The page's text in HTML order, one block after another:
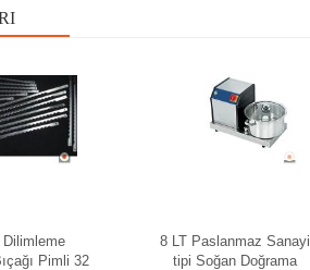
Dilimleme
Pimli 32
8 LT Paslanmaz Sanayi
tipi Soğan Doğrama